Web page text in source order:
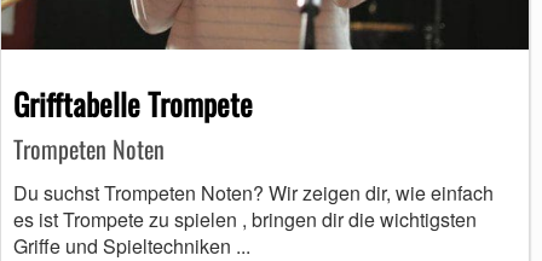
Grifftabelle Trompete
Trompeten Noten
Du suchst Trompeten Noten? Wir zeigen dir, wie einfach
es ist Trompete zu spielen , bringen dir die wichtigsten
Griffe und Spieltechniken ...